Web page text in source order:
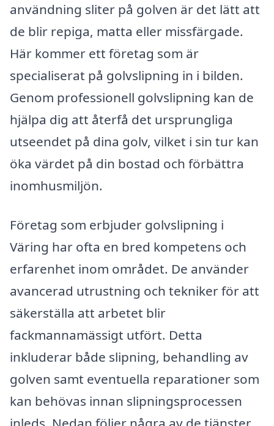
användning sliter på golven är det lätt att
de blir repiga, matta eller missfärgade.
Här kommer ett företag som är
specialiserat på golvslipning in i bilden.
Genom professionell golvslipning kan de
hjälpa dig att återfå det ursprungliga
utseendet på dina golv, vilket i sin tur kan
öka värdet på din bostad och förbättra
inomhusmiljön.
Företag som erbjuder golvslipning i
Väring har ofta en bred kompetens och
erfarenhet inom området. De använder
avancerad utrustning och tekniker för att
säkerställa att arbetet blir
fackmannamässigt utfört. Detta
inkluderar både slipning, behandling av
golven samt eventuella reparationer som
kan behövas innan slipningsprocessen